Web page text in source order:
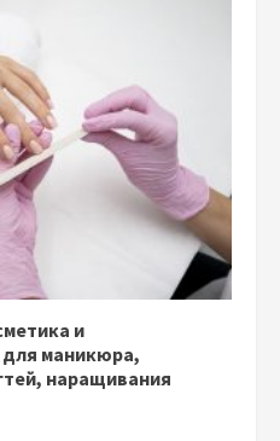
и
маникюра,
наращивания